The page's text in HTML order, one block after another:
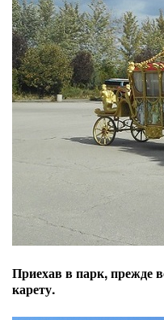
Приехав в парк, прежде
карету.